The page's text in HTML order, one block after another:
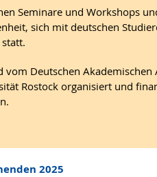
Seminare und Workshops
sich mit deutschen
Deutschen
Rostock organisiert und
2025